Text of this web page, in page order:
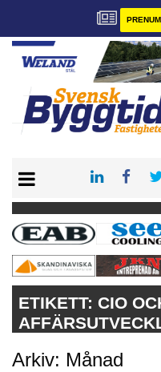
PRENUMERERA
VÅRA ANDRA
ANNONSERA
KONTAKT
ETIKETT: CIO
Arkiv: Månad